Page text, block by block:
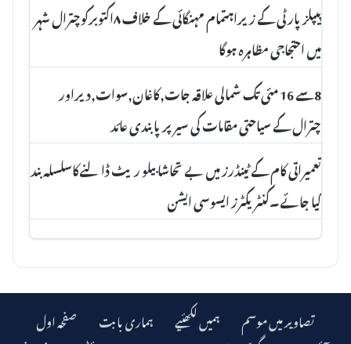
پیپلزپارٹی کے زیراہتمام مہنگائی کے خلاف ۸اکتوبرکوچترال شہر
میں احتجاجی مظاہرہ ہوگا
8سے 16 مئی تک شمالی علاقہ جات,کاغان,سوات,دیراور
چترال کے سیاحتی مقامات کی سیر پرپابندی عائد
تعمیراتی کام کے ٹینڈرز میں بے تحاشا بیلو ریٹ ڈالنےکاسلسلہ بند
کیا جائے۔کنٹریکٹرز ایسوسی ایشن
صفحہ اول ہماری بابت ہمیں لکھئیے
تصاویر میں موسم